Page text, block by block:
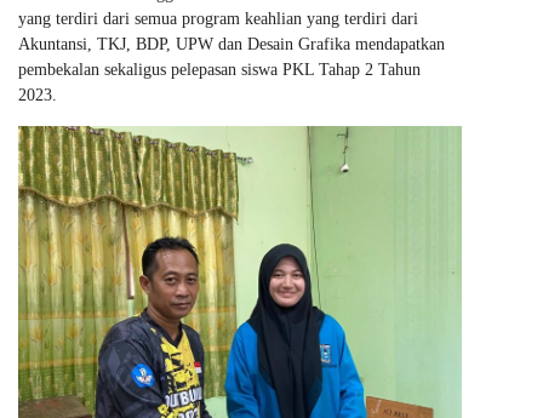
yang terdiri dari semua program keahlian yang terdiri dari
Akuntansi, TKJ, BDP, UPW dan Desain Grafika mendapatkan
pembekalan sekaligus pelepasan siswa PKL Tahap 2 Tahun
2023.